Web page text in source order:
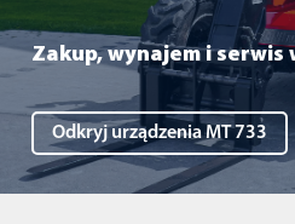
Zakup, wynajem i serwis
Odkryj urządzenia MT 733